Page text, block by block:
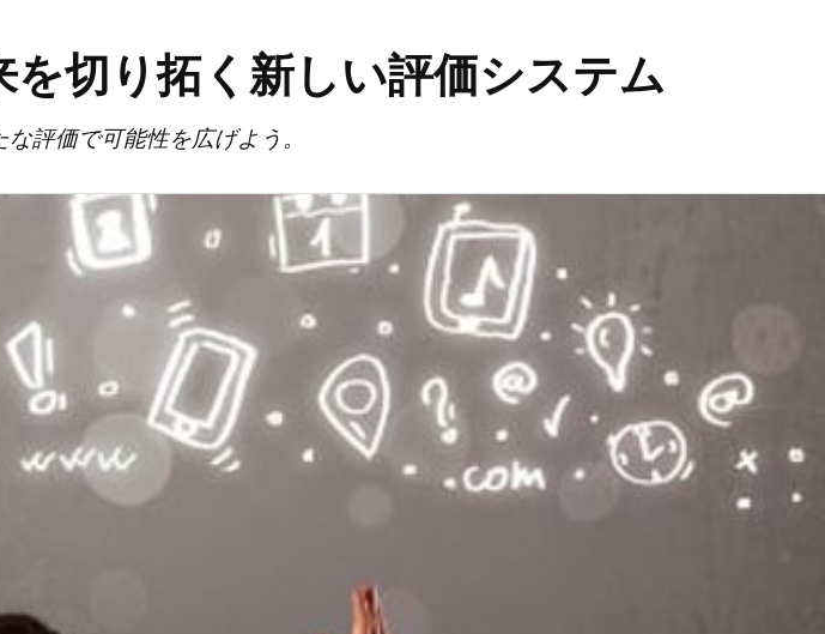
切り拓く新しい評価システム
評価で可能性を広げよう。